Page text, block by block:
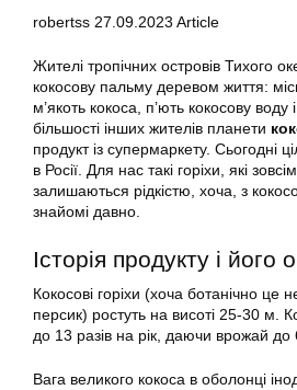
robertss 27.09.2023 Article
Жителі тропічних островів Тихого
кокосову пальму деревом життя:
м’якоть кокоса, п’ють кокосову
більшості інших жителів планети
продукт із супермаркету. Сьогодні
в Росії. Для нас такі горіхи, які
залишаються рідкістю, хоча, з
знайомі давно.
Історія продукту і його
Кокосові горіхи (хоча ботанічно це
персик) ростуть на висоті 25-30 м.
до 13 разів на рік, даючи врожай до
Вага великого кокоса в оболонці